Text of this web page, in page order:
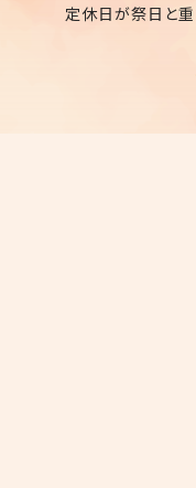
定休日が祭日と